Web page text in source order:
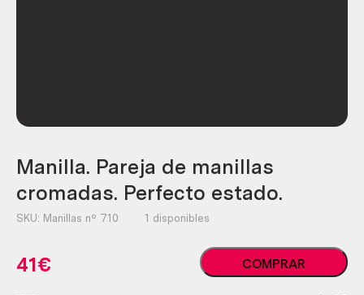
Manilla. Pareja de manillas
cromadas. Perfecto estado.
SKU: Manillas nº 710 1 disponibles
41€
Manilla.
Pareja
COMPRAR